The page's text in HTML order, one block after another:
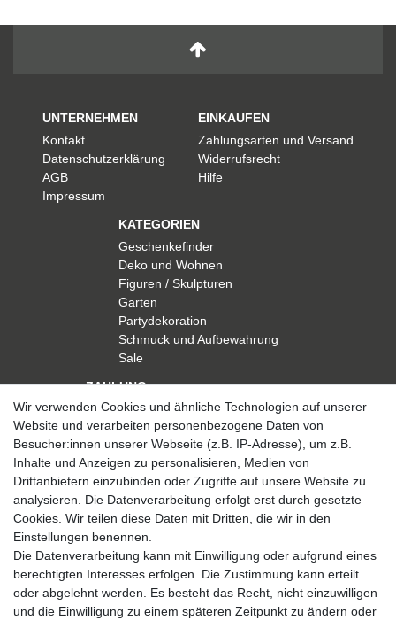
UNTERNEHMEN
Kontakt
Datenschutzerklärung
AGB
Impressum
EINKAUFEN
Zahlungsarten und Versand
Widerrufsrecht
Hilfe
KATEGORIEN
Geschenkefinder
Deko und Wohnen
Figuren / Skulpturen
Garten
Partydekoration
Schmuck und Aufbewahrung
Sale
ZAHLUNG
VERSAND
SICHER EINKAUFEN
Sicher einkaufen mit
Wir verwenden Cookies und ähnliche Technologien auf unserer
Website und verarbeiten personenbezogene Daten von
Besucher:innen unserer Webseite (z.B. IP-Adresse), um z.B.
Inhalte und Anzeigen zu personalisieren, Medien von
Drittanbietern einzubinden oder Zugriffe auf unsere Website zu
analysieren. Die Datenverarbeitung erfolgt erst durch gesetzte
Cookies. Wir teilen diese Daten mit Dritten, die wir in den
Einstellungen benennen.
Die Datenverarbeitung kann mit Einwilligung oder aufgrund eines
berechtigten Interesses erfolgen. Die Zustimmung kann erteilt
oder abgelehnt werden. Es besteht das Recht, nicht einzuwilligen
und die Einwilligung zu einem späteren Zeitpunkt zu ändern oder